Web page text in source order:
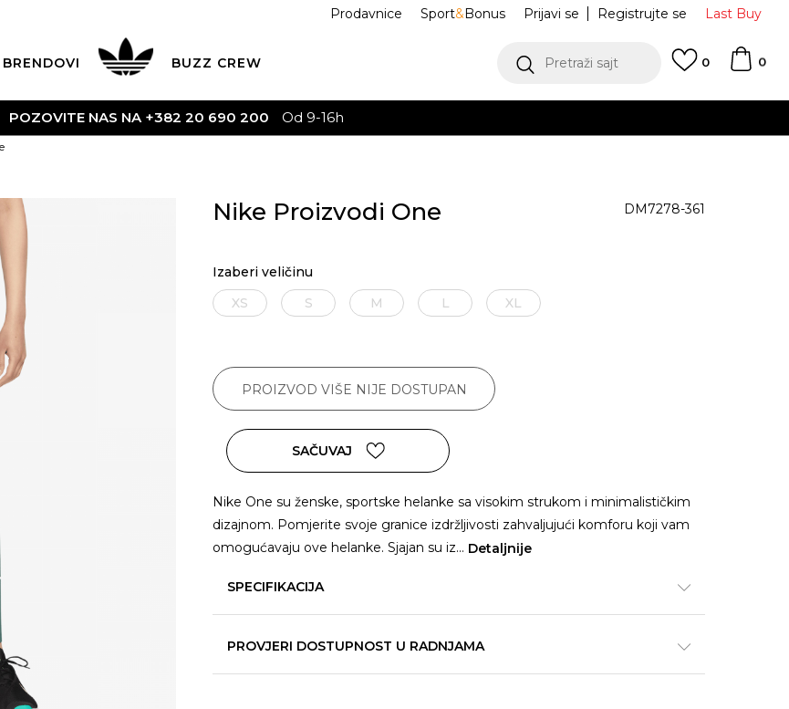
Last Buy
Prijavi se Registrujte se
Prodavnice Sport&Bonus
BRENDOVI BUZZ CREW Pretraži sajt 0
0
POZOVITE NAS NA +382 20 690 200 Od 9-16h
Nike Proizvodi One DM7278-361
Izaberi veličinu
XS
S M L XL
PROIZVOD VIŠE NIJE DOSTUPAN
SAČUVAJ
Nike One su ženske, sportske helanke sa visokim strukom i minimalističkim
dizajnom. Pomjerite svoje granice izdržljivosti zahvaljujući komforu koji vam
omogućavaju ove helanke. Sjajan su iz... Detaljnije
SPECIFIKACIJA
PROVJERI DOSTUPNOST U RADNJAMA